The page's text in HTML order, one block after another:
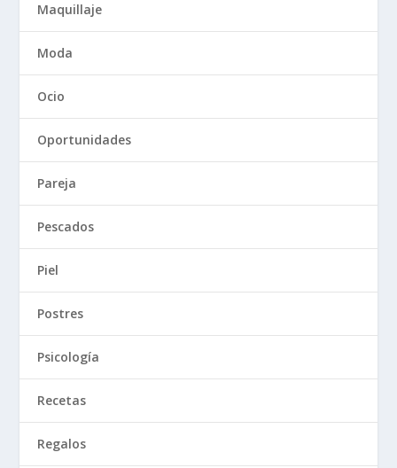
Maquillaje
Moda
Ocio
Oportunidades
Pareja
Pescados
Piel
Postres
Psicología
Recetas
Regalos